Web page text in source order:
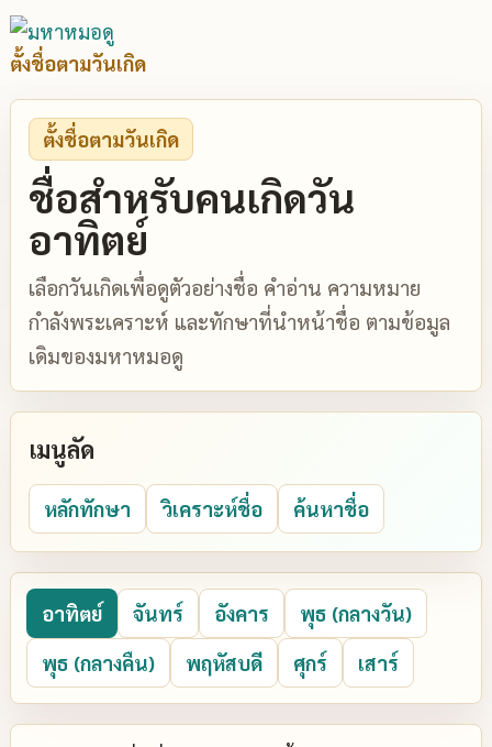
ตั้งชื่อตามวันเกิด
ตั้งชื่อตามวันเกิด
ชื่อสำหรับคนเกิดวัน
อาทิตย์
เลือกวันเกิดเพื่อดูตัวอย่างชื่อ คำอ่าน ความหมาย
กำลังพระเคราะห์ และทักษาที่นำหน้าชื่อ ตามข้อมูล
เดิมของมหาหมอดู
เมนูลัด
หลักทักษา วิเคราะห์ชื่อ ค้นหาชื่อ
อาทิตย์ จันทร์ อังคาร
พุธ (กลางวัน)
พุธ (กลางคืน)
พฤหัสบดี ศุกร์ เสาร์